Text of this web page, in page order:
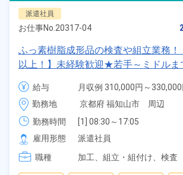
派遣社員
お仕事No. 20317-04
ふっ素樹脂成形品の検査や組立業務！
以上！】未経験歓迎★若手～ミドルま
躍中！正社員登用のチャンス♪日払い
123日！《京都府福知山市》
給与
月収例 310,000円～330,000
時給 1,400円～1,400円
勤務地
京都府 福知山市　周辺
勤務時間
[1] 08:30～17:05
[2] 20:30～05:05
雇用形態
派遣社員
職種
加工、 組立・組付け、 検査